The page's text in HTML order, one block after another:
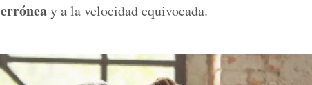
y a la velocidad equivocada.